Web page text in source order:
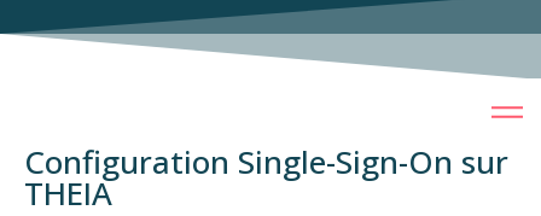
Configuration Single-Sign-On sur
THEIA